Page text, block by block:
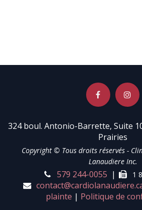
324 boul. Antonio-Barrette, Suite
Prairies
Copyright © Tous droits réservés -
Lanaudiere Inc.
579 244-0055 | 1
contact@cardiolanaudie
plainte | Politique de